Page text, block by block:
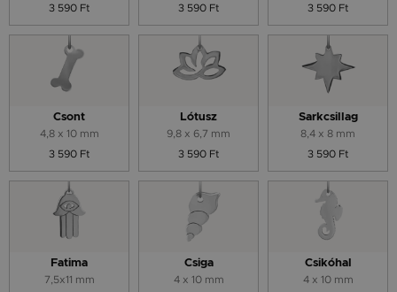
3 590 Ft
3 590 Ft
3 590 Ft
Csont
4,8 x 10 mm
3 590 Ft
Lótusz
9,8 x 6,7 mm
3 590 Ft
Sarkcsillag
8,4 x 8 mm
3 590 Ft
Fatima
7,5x11 mm
Csiga
4 x 10 mm
Csikóhal
4 x 10 mm